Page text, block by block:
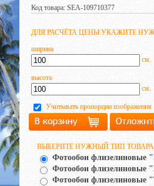
Код товара: SEA-109710377
ДЛЯ РАСЧЁТА ЦЕНЫ УКАЖИТЕ
ширина
см.
высота
см.
Учитывать пропорции изображения
ВЫБЕРИТЕ НУЖНЫЙ ТИП
Фотообои флизелиновые
Фотообои флизелиновые
Фотообои флизелиновые